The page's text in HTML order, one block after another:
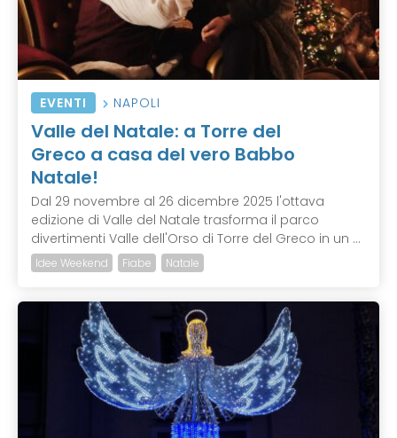
EVENTI NAPOLI
Valle del Natale: a Torre del
Greco a casa del vero Babbo
Natale!
Dal 29 novembre al 26 dicembre 2025 l'ottava
edizione di Valle del Natale trasforma il parco
divertimenti Valle dell'Orso di Torre del Greco in un ...
Idee Weekend Fiabe Natale